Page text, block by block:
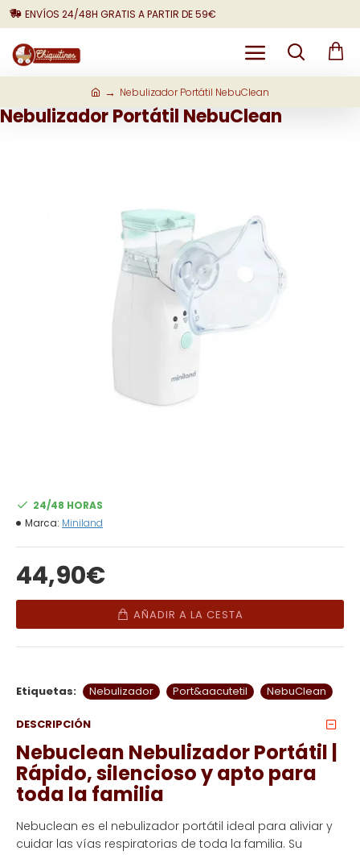
ENVÍOS 24/48H GRATIS A PARTIR DE 59€
Nebulizador Portátil NebuClean
Nebulizador Portátil NebuClean
44,90€
24/48 HORAS
Marca: Miniland
AÑADIR A LA CESTA
Etiquetas: Nebulizador Port&aacutetil NebuClean
DESCRIPCIÓN
Nebuclean Nebulizador Portátil |
Rápido, silencioso y apto para
toda la familia
Nebuclean es el nebulizador portátil ideal para aliviar y
cuidar las vías respiratorias de toda la familia. Su